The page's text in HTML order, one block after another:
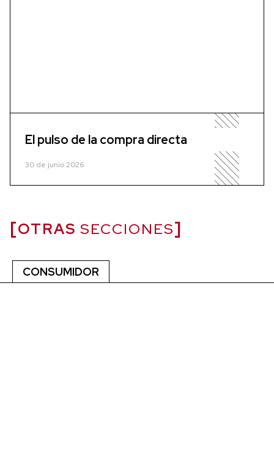
El pulso de la compra directa
30 de junio 2026
OTRAS SECCIONES
CONSUMIDOR